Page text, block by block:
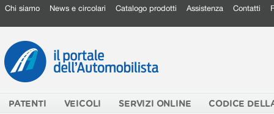
Chi siamo News e circolari Catalogo prodotti Assistenza Contatti
PATENTI VEICOLI SERVIZI ONLINE CODICE